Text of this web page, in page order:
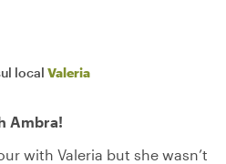
local Valeria
Ambra!
with Valeria but she wasn’t